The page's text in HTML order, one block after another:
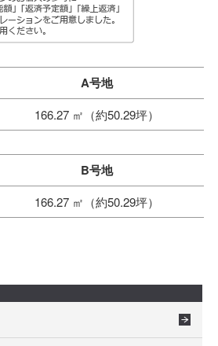
A号地
166.27 ㎡（約50.29坪）
B号地
166.27 ㎡（約50.29坪）